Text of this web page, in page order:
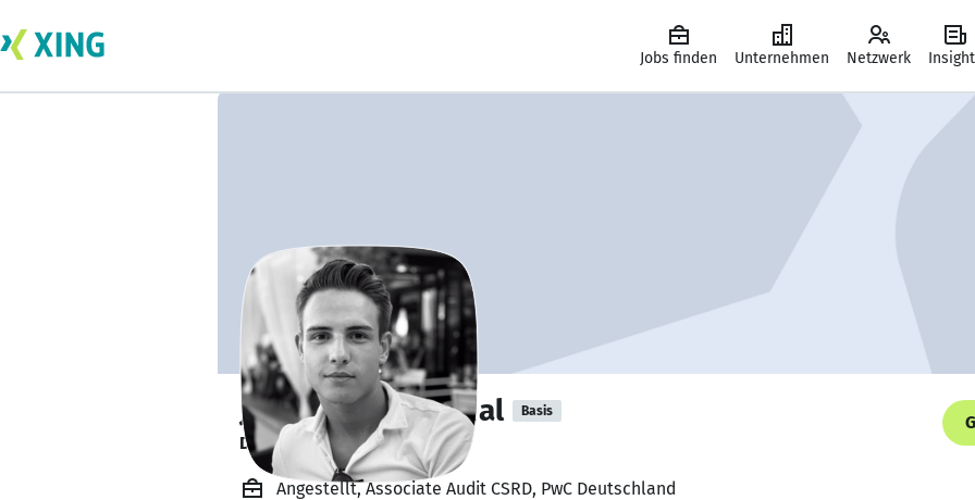
Jobs finden Unternehmen Netzwerk
Julius Schlegtendal Basis
Driving for sustainability
Angestellt, Associate Audit CSRD, PwC Deutschland